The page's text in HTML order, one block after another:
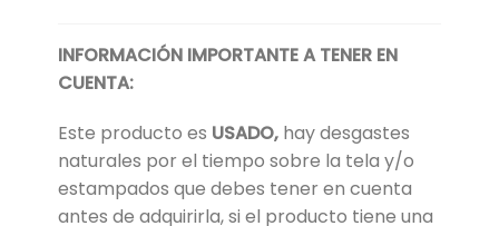
INFORMACIÓN IMPORTANTE A TENER EN
CUENTA:
Este producto es USADO, hay desgastes
naturales por el tiempo sobre la tela y/o
estampados que debes tener en cuenta
antes de adquirirla, si el producto tiene una